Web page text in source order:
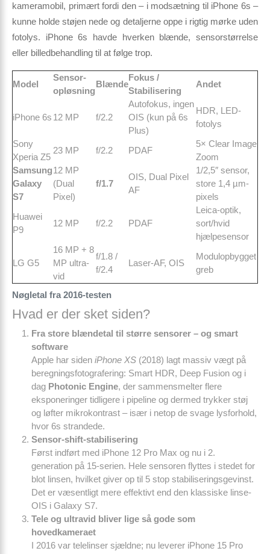
kameramobil, primært fordi den – i modsætning til iPhone 6s –
kunne holde støjen nede og detaljerne oppe i rigtig mørke uden
fotolys. iPhone 6s havde hverken blænde, sensor­størrelse
eller billed­behandling til at følge trop.
Nøgletal fra 2016-testen
Model
Sensor­
opløsning
Blænde
Fokus /
Stabilisering
Andet
iPhone 6s 12 MP f/2.2
Autofokus, ingen
OIS (kun på 6s
Plus)
HDR, LED-
fotolys
Sony
Xperia Z5
23 MP f/2.2 PDAF
5× Clear Image
Zoom
Samsung
Galaxy
S7
12 MP
(Dual
Pixel)
f/1.7
OIS, Dual Pixel
AF
1/2,5″ sensor,
store 1,4 µm-
pixels
Huawei
P9
12 MP f/2.2 PDAF
Leica-optik,
sort/hvid
hjælpesensor
LG G5
16 MP + 8
MP ultra­
vid
f/1.8 /
f/2.4
Laser-AF, OIS
Modulopbygget
greb
Hvad er der sket siden?
Fra store blændetal til større sensorer – og smart
software
Apple har siden iPhone XS (2018) lagt massiv vægt på
beregnings­fotografering: Smart HDR, Deep Fusion og i
dag Photonic Engine, der sammensmelter flere
eksponeringer tidligere i pipeline og dermed trykker støj
og løfter mikrokontrast – især i netop de svage lysforhold,
hvor 6s strandede.
Sensor-shift-stabilisering
Først indført med iPhone 12 Pro Max og nu i 2.
generation på 15-serien. Hele sensoren flyttes i stedet for
blot linsen, hvilket giver op til 5 stop stabiliseringsgevinst.
Det er væsentligt mere effektivt end den klassiske linse-
OIS i Galaxy S7.
Tele og ultravid bliver lige så gode som
hovedkameraet
I 2016 var telelinser sjældne; nu leverer iPhone 15 Pro